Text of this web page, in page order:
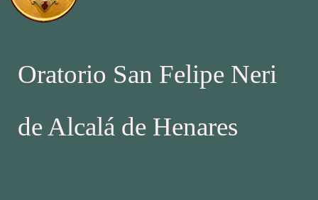
Oratorio San Felipe Neri
de Alcalá de Henares